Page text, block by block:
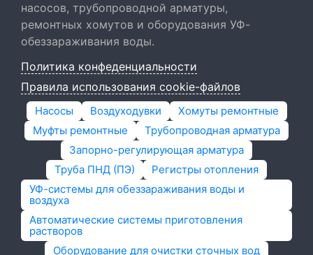
насосов, трубопроводной арматуры,
ремонтных хомутов и оборудования УФ-
обеззараживания воды.
Политика конфеденциальности
Правила использования cookie-файлов
Насосы Воздуходувки
Хомуты ремонтные
Муфты ремонтные
Трубопроводная арматура
Запорно-регулирующая арматура
Труба ПНД (ПЭ)
Регистры отопления
УФ-системы для обеззараживания воды и
воздуха
Автоматические системы приготовления
растворов
Оборудование для очистки сточных вод